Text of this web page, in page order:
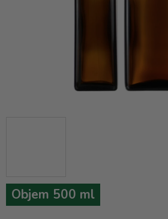
Objem 500 ml